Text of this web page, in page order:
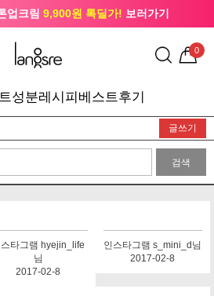
업크림 9,900원 톡딜가! 보러가기
5,000원
0
성분레시피 베스트후기
글쓰기
검색
타그램 hyejin_life
님
2017-02-8
인스타그램 s_mini_d님
2017-02-8